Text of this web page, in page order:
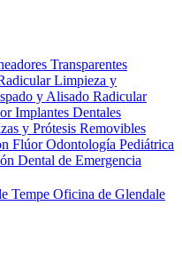
Transparentes
Limpieza y
y Alisado Radicular
Implantes Dentales
y Prótesis Removibles
FlúorOdontología Pediátrica
Dental de Emergencia
Tempe Oficina de Glendale